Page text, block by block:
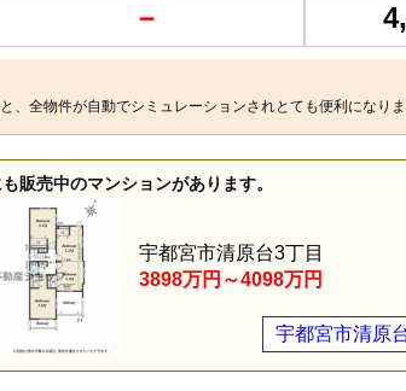
－
、全物件が自動でシミュレーションされとても便利になりま
販売中のマンションがあります。
宇都宮市清原
宇都宮市清原台3丁目
3898万円～4098万円